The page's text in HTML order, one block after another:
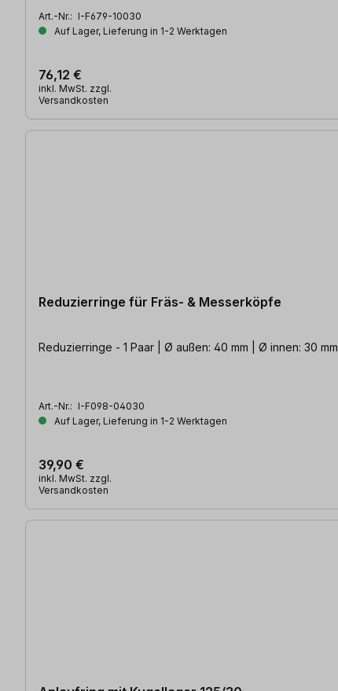
Art.-Nr.: I-F679-10030
Auf Lager, Lieferung in 1-2 Werktagen
76,12 €
inkl. MwSt. zzgl.
Versandkosten
Reduzierringe für Fräs- & Messerköpfe
Reduzierringe - 1 Paar | Ø außen: 40 mm | Ø innen: 30 mm
Art.-Nr.: I-F098-04030
Auf Lager, Lieferung in 1-2 Werktagen
39,90 €
inkl. MwSt. zzgl.
Versandkosten